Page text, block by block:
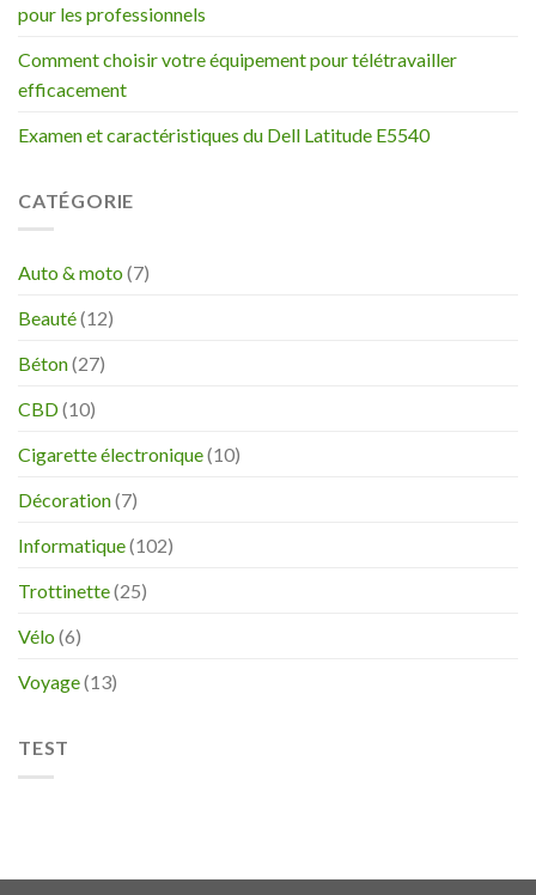
pour les professionnels
Comment choisir votre équipement pour télétravailler
efficacement
Examen et caractéristiques du Dell Latitude E5540
CATÉGORIE
Auto & moto(7)
Beauté(12)
Béton(27)
CBD(10)
Cigarette électronique(10)
Décoration(7)
Informatique(102)
Trottinette(25)
Vélo(6)
Voyage(13)
TEST